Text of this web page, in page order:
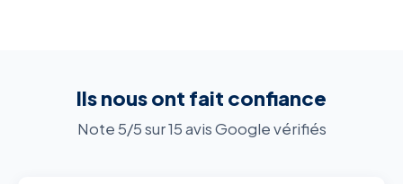
Ils nous ont fait confiance
Note 5/5 sur 15 avis Google vérifiés